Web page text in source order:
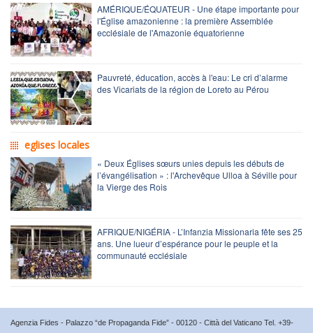
AMÉRIQUE/ÉQUATEUR - Une étape importante pour
l'Église amazonienne : la première Assemblée
ecclésiale de l'Amazonie équatorienne
Pauvreté, éducation, accès à l'eau: Le cri d’alarme
des Vicariats de la région de Loreto au Pérou
eglises locales
« Deux Églises sœurs unies depuis les débuts de
l’évangélisation » : l'Archevêque Ulloa à Séville pour
la Vierge des Rois
AFRIQUE/NIGÉRIA - L’Infanzia Missionaria fête ses 25
ans. Une lueur d’espérance pour le peuple et la
communauté ecclésiale
Agenzia Fides - Palazzo “de Propaganda Fide” - 00120 - Città del Vaticano Tel. +39-